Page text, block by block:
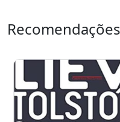
Recomendações